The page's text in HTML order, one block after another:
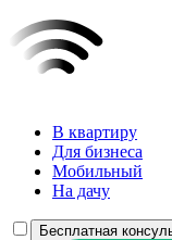
В квартиру
Для бизнеса
Мобильный
На дачу
Бесплатная